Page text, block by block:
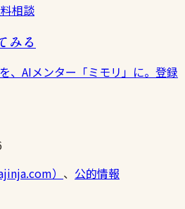
相談
みる
、AIメンター「ミモリ」に。登録
） 、 公的情報